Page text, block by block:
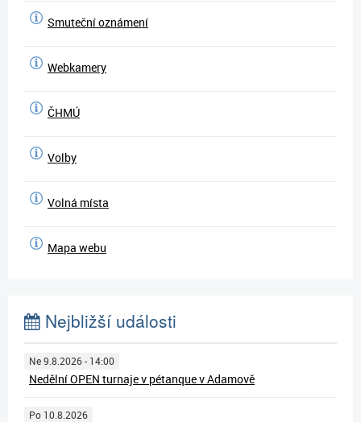
Smuteční oznámení
Webkamery
ČHMÚ
Volby
Volná místa
Mapa webu
Nejbližší události
Ne 9.8.2026 - 14:00
Nedělní OPEN turnaje v pétanque v Adamově
Po 10.8.2026